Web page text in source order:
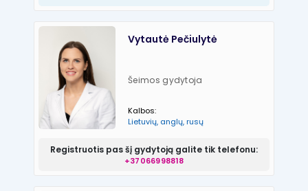
Vytautė Pečiulytė
Šeimos gydytoja
Kalbos:
Lietuvių, anglų, rusų
Registruotis pas šį gydytoją galite tik telefonu:
+37066998818